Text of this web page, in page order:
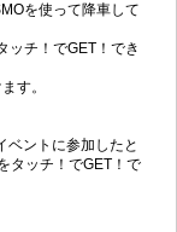
を使って降車して
ッチ！でGET ！ でき
す。
ベントに参加したと
タッチ ！ でGET ！ で